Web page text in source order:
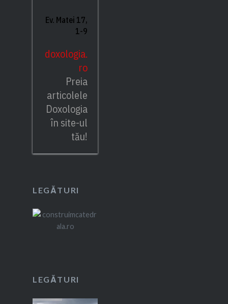
Ev. Matei 17,
1-9
doxologia.
ro
Preia
articolele
Doxologia
în site-ul
tău!
LEGĂTURI
LEGĂTURI